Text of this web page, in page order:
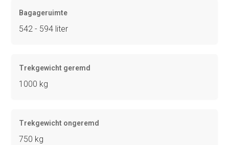
Bagageruimte
542 - 594 liter
Trekgewicht geremd
1000 kg
Trekgewicht ongeremd
750 kg